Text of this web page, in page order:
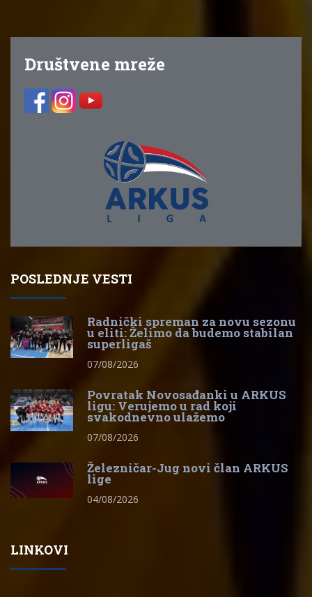
Društvene mreže
POSLEDNJE VESTI
Radnički spreman za novu sezonu
u eliti: Želimo da budemo stabilan
superligaš
07/08/2026
Povratak Novosađanki u ARKUS
ligu: Verujemo u rad koji
svakodnevno ulažemo
07/08/2026
Železničar-Jug novi član ARKUS
lige
04/08/2026
LINKOVI